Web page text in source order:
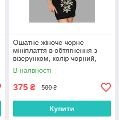
Ошатне жіноче чорне
мініплаття в обтягнення з
візерунком, колір чорний,
розмір 42/44
В наявності
375 ₴ 500 ₴
Купити